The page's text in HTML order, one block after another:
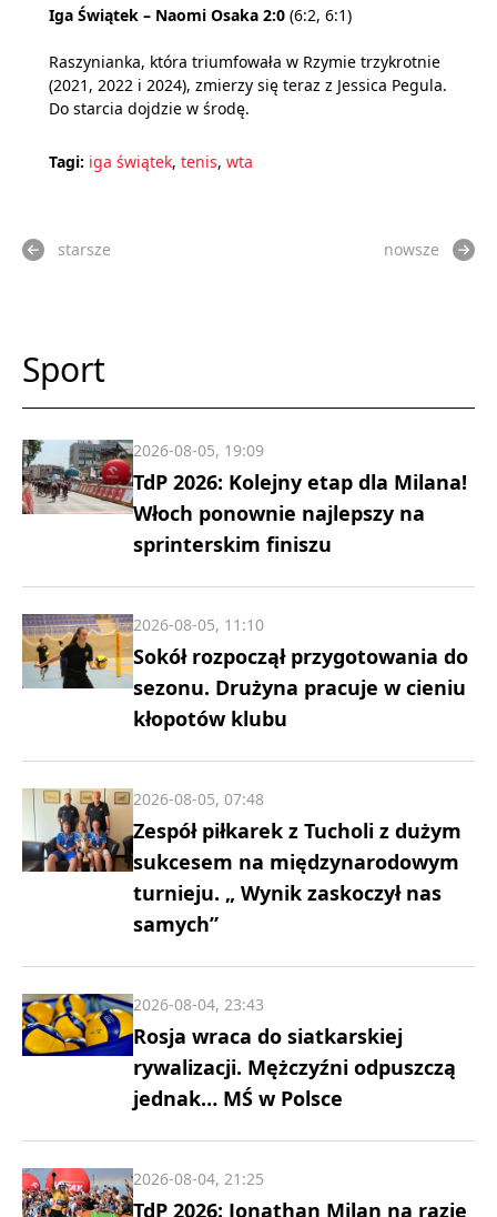
Iga Świątek – Naomi Osaka 2:0 (6:2, 6:1)
Raszynianka, która triumfowała w Rzymie trzykrotnie
(2021, 2022 i 2024), zmierzy się teraz z Jessica Pegula.
Do starcia dojdzie w środę.
Tagi: iga świątek, tenis, wta
starsze nowsze
Sport
TdP 2026: Kolejny etap dla Milana!
Włoch ponownie najlepszy na
sprinterskim finiszu
2026-08-05, 19:09
Sokół rozpoczął przygotowania do
sezonu. Drużyna pracuje w cieniu
kłopotów klubu
2026-08-05, 11:10
Zespół piłkarek z Tucholi z dużym
sukcesem na międzynarodowym
turnieju. „ Wynik zaskoczył nas
samych”
2026-08-05, 07:48
Rosja wraca do siatkarskiej
rywalizacji. Mężczyźni odpuszczą
jednak… MŚ w Polsce
2026-08-04, 23:43
TdP 2026: Jonathan Milan na razie
2026-08-04, 21:25